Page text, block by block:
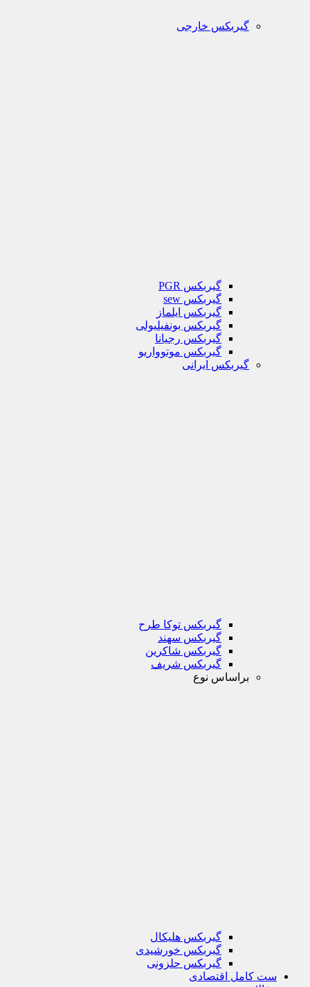
گیربکس خارجی
گیربکس PGR
گیربکس sew
گیربکس ایلماز
گیربکس بونفیلیولی
گیربکس رجیانا
گیربکس موتوواریو
گیربکس ایرانی
گیربکس توکا طرح
گیربکس سهند
گیربکس شاکرین
گیربکس شریف
براساس نوع
گیربکس هلیکال
گیربکس خورشیدی
گیربکس حلزونی
ست کامل اقتصادی